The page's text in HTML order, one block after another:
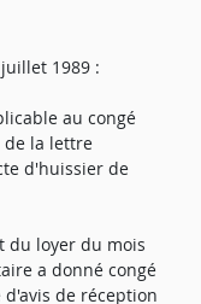
1989 :
au congé
de la lettre
d'huissier de
du loyer du mois
a donné congé
de réception